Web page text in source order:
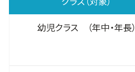
幼児クラス （年中・年長）